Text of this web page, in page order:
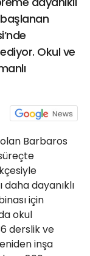
Okul ve
Barbaros
daha dayanıklı
için
okul
derslik ve
inşa